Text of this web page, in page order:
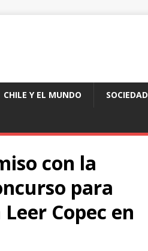
CHILE Y EL MUNDO SOCIEDAD
con la
para
Copec en